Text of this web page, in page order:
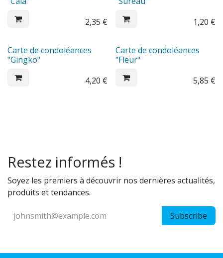
2,35 €
1,20 €
Carte de condoléances
"Gingko"
4,20 €
Carte de condoléances
"Fleur"
5,85 €
Restez informés !
Soyez les premiers à découvrir nos dernières actualités,
produits et tendances.
Subscribe